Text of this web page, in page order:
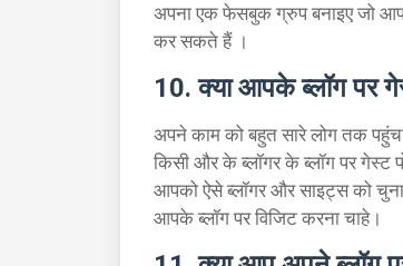
अपना एक फेसबुक ग्रुप बनाइए जो
कर सकते हैं ।
10. क्या आपके ब्लॉग पर
अपने काम को बहुत सारे लोग तक
किसी और के ब्लॉगर के ब्लॉग पर
आपको ऐसे ब्लॉगर और साइट्स को
आपके ब्लॉग पर विजिट करना चाहे।